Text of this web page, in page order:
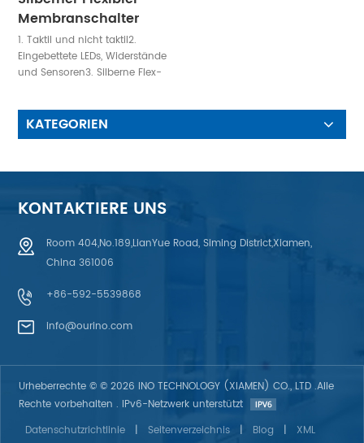
Membranschalter
1. Taktil und nicht taktil2.
Eingebettete LEDs, Widerstände
und Sensoren3. Silberne Flex-
des Kunden und dem UV-
Schutzdesign entsprechen5.
Elektrolumineszenz-
Hintergrundbeleuchtung, LED-
Hintergrundbeleuchtungseffekt,
Light Guild Film (LGF oder
LGP)-Hintergrundbeleuchtung,
Glasfaser-
ESD-Antistatikdesign:
Verwendung von
Aluminiumfolie, Printing AG
ITO-Film
KATEGORIEN
KONTAKTIERE UNS
Room 404,No.189,LianYue Road, Siming District,Xiamen,
China 361006
+86-592-5539868
info@ourino.com
Urheberrechte © © 2026 INO TECHNOLOGY (XIAMEN) CO., LTD .Alle
Rechte vorbehalten . IPv6-Netzwerk unterstützt
Datenschutzrichtlinie
| Seitenverzeichnis | Blog | XML